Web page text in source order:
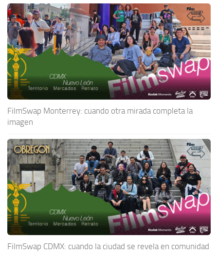
FilmSwap Monterrey: cuando otra mirada completa la
imagen
FilmSwap CDMX: cuando la ciudad se revela en comunidad